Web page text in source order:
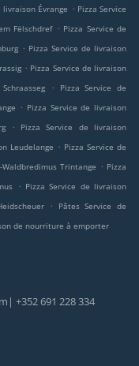
livraison Évrange . Pizza Service
Fëlschdref . Pizza Service de
. Pizza Service de livraison
. Pizza Service de livraison
.
Pizza Service de
. Pizza Service de livraison
.
Pizza Service de livraison
Leudelange . Pizza Service de
Trintange . Pizza
. Pizza Service de livraison
.
Pâtes Service de
de nourriture à emporter
+352 691 228 334